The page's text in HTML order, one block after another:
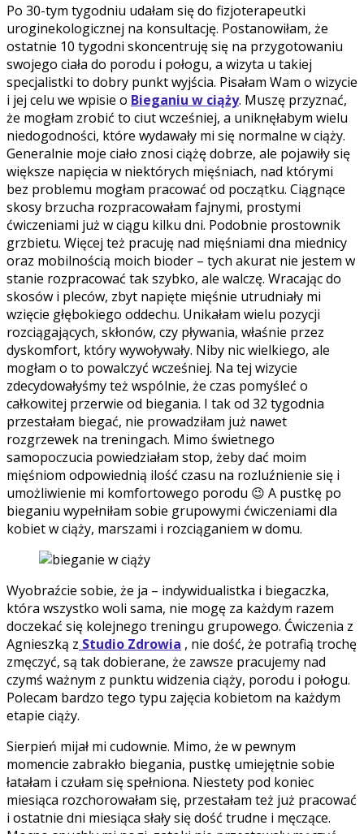
Po 30-tym tygodniu udałam się do fizjoterapeutki
uroginekologicznej na konsultację. Postanowiłam, że
ostatnie 10 tygodni skoncentruję się na przygotowaniu
swojego ciała do porodu i połogu, a wizyta u takiej
specjalistki to dobry punkt wyjścia. Pisałam Wam o wizycie
i jej celu we wpisie o Bieganiu w ciąży. Muszę przyznać,
że mogłam zrobić to ciut wcześniej, a uniknęłabym wielu
niedogodności, które wydawały mi się normalne w ciąży.
Generalnie moje ciało znosi ciążę dobrze, ale pojawiły się
większe napięcia w niektórych mięśniach, nad którymi
bez problemu mogłam pracować od początku. Ciągnące
skosy brzucha rozpracowałam fajnymi, prostymi
ćwiczeniami już w ciągu kilku dni. Podobnie prostownik
grzbietu. Więcej też pracuję nad mięśniami dna miednicy
oraz mobilnością moich bioder – tych akurat nie jestem w
stanie rozpracować tak szybko, ale walczę. Wracając do
skosów i pleców, zbyt napięte mięśnie utrudniały mi
wzięcie głębokiego oddechu. Unikałam wielu pozycji
rozciągających, skłonów, czy pływania, właśnie przez
dyskomfort, który wywoływały. Niby nic wielkiego, ale
mogłam o to powalczyć wcześniej. Na tej wizycie
zdecydowałyśmy też wspólnie, że czas pomyśleć o
całkowitej przerwie od biegania. I tak od 32 tygodnia
przestałam biegać, nie prowadziłam już nawet
rozgrzewek na treningach. Mimo świetnego
samopoczucia powiedziałam stop, żeby dać moim
mięśniom odpowiednią ilość czasu na rozluźnienie się i
umożliwienie mi komfortowego porodu 😉 A pustkę po
bieganiu wypełniłam sobie grupowymi ćwiczeniami dla
kobiet w ciąży, marszami i rozciąganiem w domu.
Wyobraźcie sobie, że ja – indywidualistka i biegaczka,
która wszystko woli sama, nie mogę za każdym razem
doczekać się kolejnego treningu grupowego. Ćwiczenia z
Agnieszką z Studio Zdrowia , nie dość, że potrafią trochę
zmęczyć, są tak dobierane, że zawsze pracujemy nad
czymś ważnym z punktu widzenia ciąży, porodu i połogu.
Polecam bardzo tego typu zajęcia kobietom na każdym
etapie ciąży.
Sierpień mijał mi cudownie. Mimo, że w pewnym
momencie zabrakło biegania, pustkę umiejętnie sobie
łatałam i czułam się spełniona. Niestety pod koniec
miesiąca rozchorowałam się, przestałam też już pracować
i ostatnie dni miesiąca słały się dość trudne i męczące.